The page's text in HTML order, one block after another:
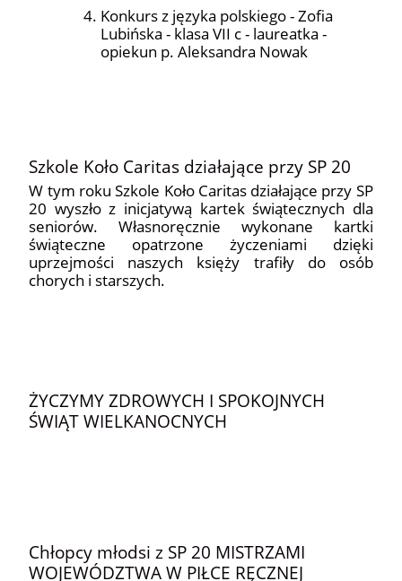
Konkurs z języka polskiego - Zofia
Lubińska - klasa VII c - laureatka -
opiekun p. Aleksandra Nowak
Szkole Koło Caritas działające przy SP 20
W tym roku Szkole Koło Caritas działające przy SP
20 wyszło z inicjatywą kartek świątecznych dla
seniorów. Własnoręcznie wykonane kartki
świąteczne opatrzone życzeniami dzięki
uprzejmości naszych księży trafiły do osób
chorych i starszych.
ŻYCZYMY ZDROWYCH I SPOKOJNYCH
ŚWIĄT WIELKANOCNYCH
Chłopcy młodsi z SP 20 MISTRZAMI
WOJEWÓDZTWA W PIŁCE RĘCZNEJ